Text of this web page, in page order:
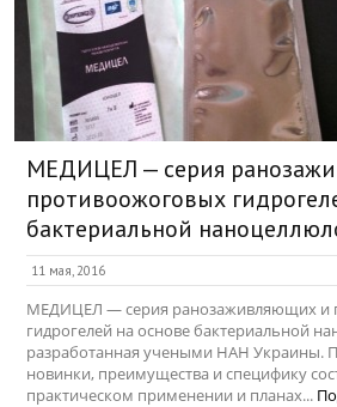
МЕДИЦЕЛ — серия
противоожоговых
бактериальной
11 мая, 2016
МЕДИЦЕЛ — серия ранозаживляющих и
гидрогелей на основе бактериальной
разработанная учеными НАН Украины.
новинки, преимущества и специфику
практическом применении и планах...